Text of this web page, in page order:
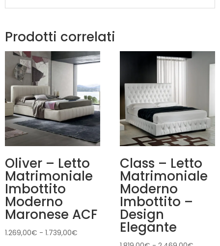
Prodotti correlati
Oliver – Letto
Matrimoniale
Imbottito
Moderno
Maronese ACF
1.269,00€ - 1.739,00€
Class – Letto
Matrimoniale
Moderno
Imbottito –
Design
Elegante